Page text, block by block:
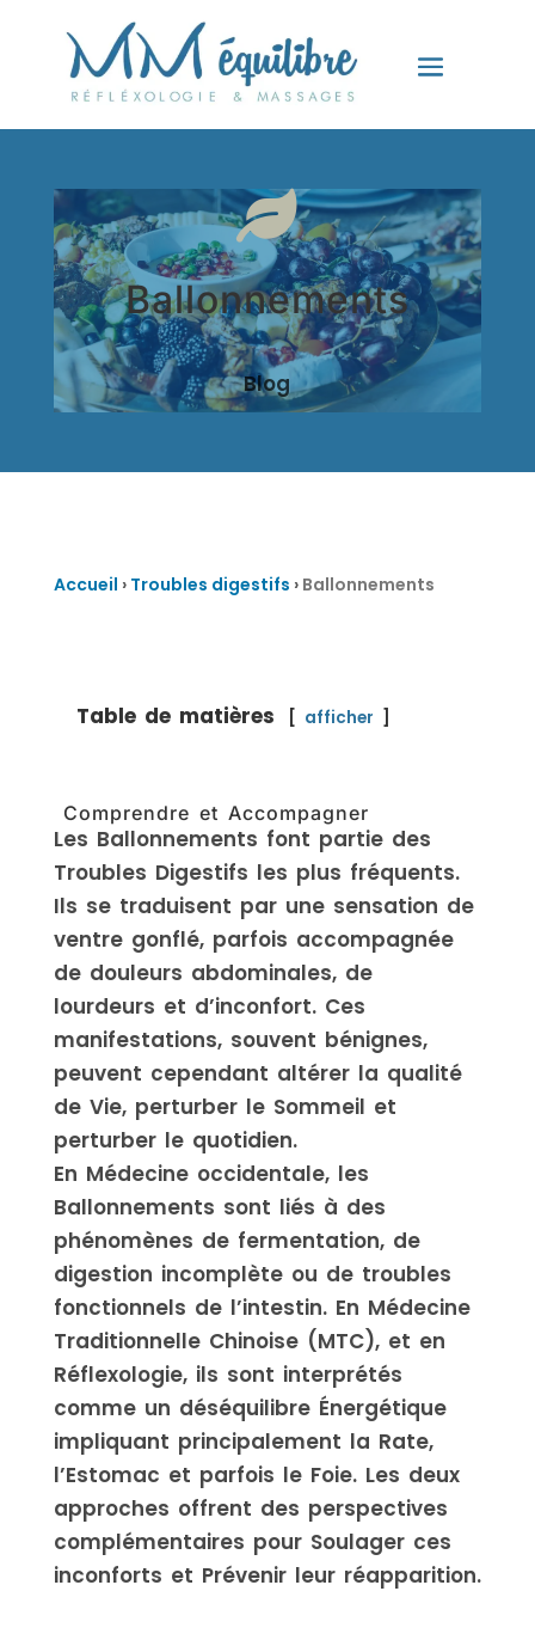

Ballonnements
Blog
Accueil › Troubles digestifs › Ballonnements
Table de matières afficher
Comprendre et Accompagner
Les Ballonnements font partie des
Troubles Digestifs les plus fréquents.
Ils se traduisent par une sensation de
ventre gonflé, parfois accompagnée
de douleurs abdominales, de
lourdeurs et d’inconfort. Ces
manifestations, souvent bénignes,
peuvent cependant altérer la qualité
de Vie, perturber le Sommeil et
perturber le quotidien.
En Médecine occidentale, les
Ballonnements sont liés à des
phénomènes de fermentation, de
digestion incomplète ou de troubles
fonctionnels de l’intestin. En Médecine
Traditionnelle Chinoise (MTC), et en
Réflexologie, ils sont interprétés
comme un déséquilibre Énergétique
impliquant principalement la Rate,
l’Estomac et parfois le Foie. Les deux
approches offrent des perspectives
complémentaires pour Soulager ces
inconforts et Prévenir leur réapparition.